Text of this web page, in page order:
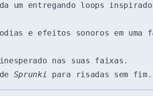
entregando loops inspirados
e efeitos sonoros em uma
nas suas faixas.
Sprunki para risadas sem fim.